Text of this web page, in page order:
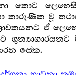
කොට
කාරුණික වූ
ඒ
සේක.